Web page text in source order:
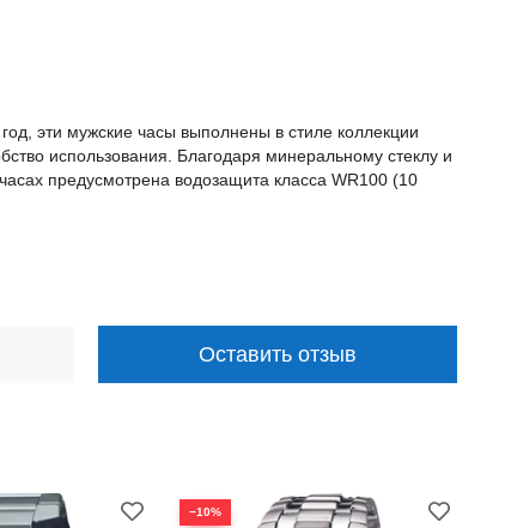
эти мужские часы выполнены в стиле коллекции
использования. Благодаря минеральному стеклу и
предусмотрена водозащита класса WR100 (10
Оставить отзыв
−10%